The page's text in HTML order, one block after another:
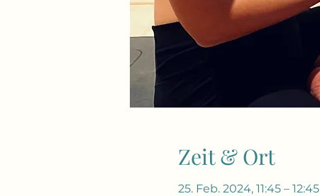
Zeit & Ort
25. Feb. 2024, 11:45 – 12:45